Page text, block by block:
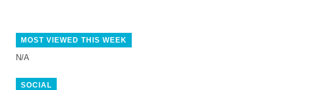
MOST VIEWED THIS WEEK
N/A
SOCIAL